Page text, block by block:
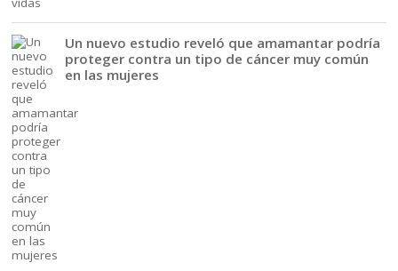
Un nuevo estudio reveló que amamantar podría
proteger contra un tipo de cáncer muy común
en las mujeres